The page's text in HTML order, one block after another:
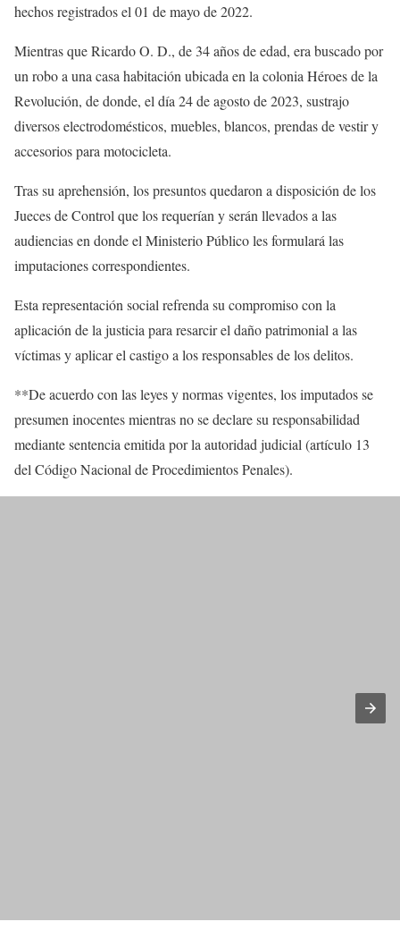
hechos registrados el 01 de mayo de 2022.
Mientras que Ricardo O. D., de 34 años de edad, era buscado por
un robo a una casa habitación ubicada en la colonia Héroes de la
Revolución, de donde, el día 24 de agosto de 2023, sustrajo
diversos electrodomésticos, muebles, blancos, prendas de vestir y
accesorios para motocicleta.
Tras su aprehensión, los presuntos quedaron a disposición de los
Jueces de Control que los requerían y serán llevados a las
audiencias en donde el Ministerio Público les formulará las
imputaciones correspondientes.
Esta representación social refrenda su compromiso con la
aplicación de la justicia para resarcir el daño patrimonial a las
víctimas y aplicar el castigo a los responsables de los delitos.
**De acuerdo con las leyes y normas vigentes, los imputados se
presumen inocentes mientras no se declare su responsabilidad
mediante sentencia emitida por la autoridad judicial (artículo 13
del Código Nacional de Procedimientos Penales).